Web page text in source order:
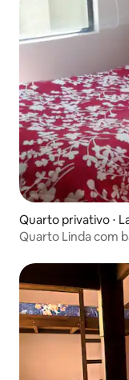
Quarto privativo ⋅
Quarto Linda com